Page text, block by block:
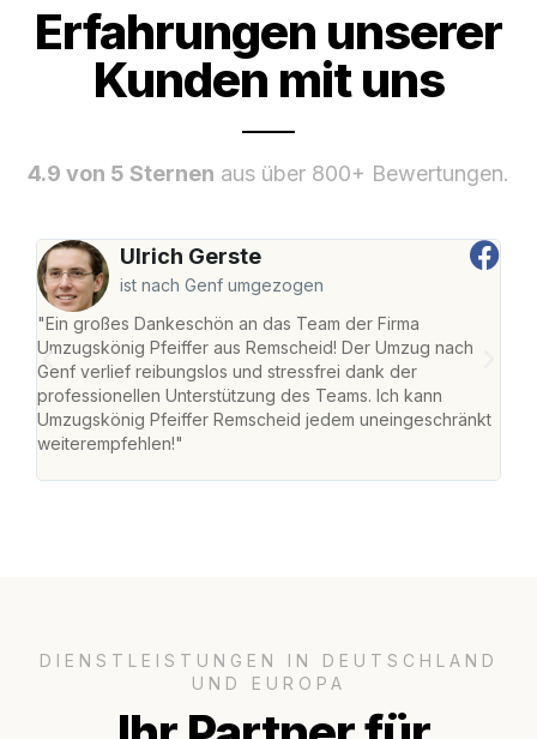
Erfahrungen unserer
Kunden mit uns
4.9 von 5 Sternen aus über 800+ Bewertungen.
Ulrich Gerste
ist nach Genf umgezogen
"Ein großes Dankeschön an das Team der Firma
Umzugskönig Pfeiffer aus Remscheid! Der Umzug nach
Genf verlief reibungslos und stressfrei dank der
professionellen Unterstützung des Teams. Ich kann
Umzugskönig Pfeiffer Remscheid jedem uneingeschränkt
weiterempfehlen!"
DIENSTLEISTUNGEN IN DEUTSCHLAND
UND EUROPA